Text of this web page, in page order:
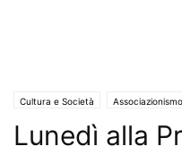
Cultura e Società Associazionismo
Il Cuore della Città
Lunedì alla